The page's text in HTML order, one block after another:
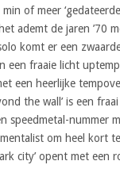
of meer
ademt de jaren ’70
komt er een
een fraaie licht
een heerlijke
the wall’ is een
speedmetal-nummer
om heel kort te
city’ opent met een